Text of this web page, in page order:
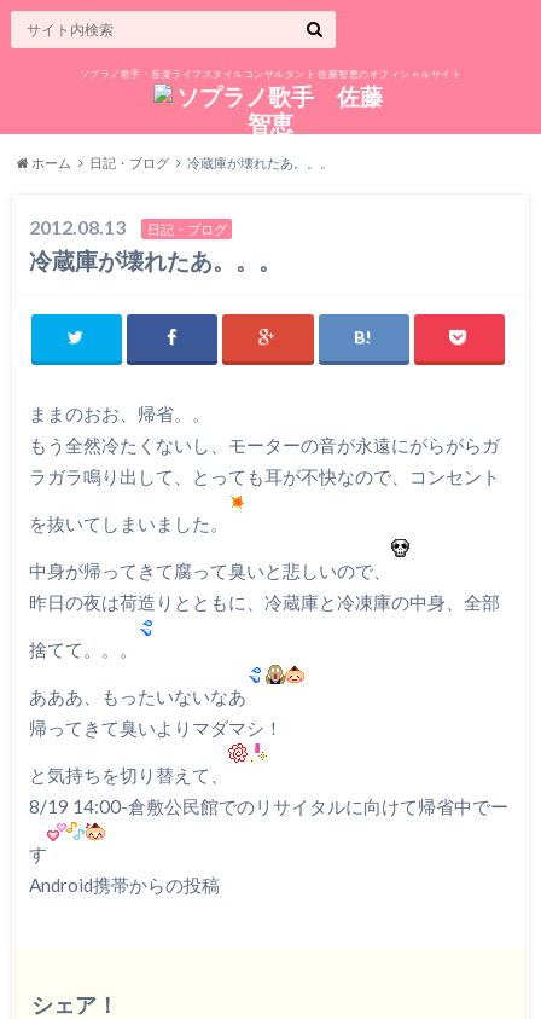
ソプラノ歌手・音楽ライフスタイルコンサルタント 佐藤智恵のオフィシャルサイト
ホーム 日記・ブログ 冷蔵庫が壊れたあ。。。
2012.08.13 日記・ブログ
冷蔵庫が壊れたあ。。。
ままのおお、帰省。。
もう全然冷たくないし、モーターの音が永遠にがらがらガ
ラガラ鳴り出して、とっても耳が不快なので、コンセント
を抜いてしまいました。
中身が帰ってきて腐って臭いと悲しいので、
昨日の夜は荷造りとともに、冷蔵庫と冷凍庫の中身、全部
捨てて。。。
あああ、もったいないなあ
帰ってきて臭いよりマダマシ！
と気持ちを切り替えて、
8/19 14:00-倉敷公民館でのリサイタルに向けて帰省中でー
す
Android携帯からの投稿
シェア！